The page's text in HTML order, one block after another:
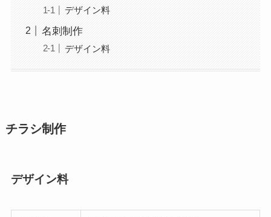
デザイン料
名刺制作
デザイン料
チラシ制作
デザイン料